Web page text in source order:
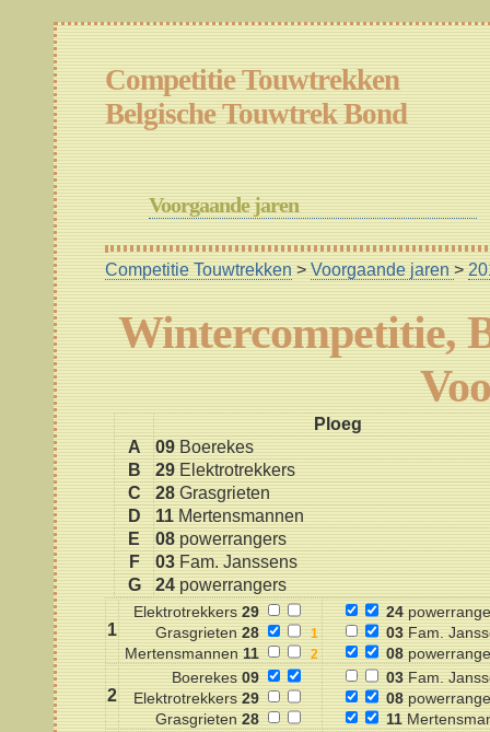
Competitie Touwtrekken
Belgische Touwtrek Bond
Voorgaande jaren
Competitie Touwtrekken >Voorgaande jaren>
Wintercompetitie,
Ploeg
A
09 Boerekes
B
29 Elektrotrekkers
C
28 Grasgrieten
D
11 Mertensmannen
E
08 powerrangers
F
03 Fam. Janssens
G
24 powerrangers
1
Elektrotrekkers 29
Grasgrieten 28
Mertensmannen 11
24
03Fam.
08
2
Boerekes 09
Elektrotrekkers 29
Grasgrieten 28
03Fam.
08
11